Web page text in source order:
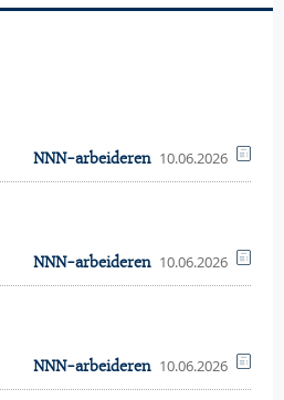
NNN-arbeideren 10.06.2026
NNN-arbeideren 10.06.2026
NNN-arbeideren 10.06.2026